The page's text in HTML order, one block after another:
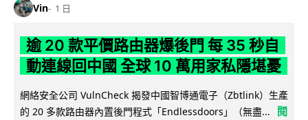
Vin 1 日
逾 20 款平價路由器爆後門 每 35 秒自
動連線回中國 全球 10 萬用家私隱堪憂
網絡安全公司 VulnCheck 揭發中國智博通電子（Zbtlink）生產
的 20 多款路由器內置後門程式「Endlessdoors」（無盡...
閱